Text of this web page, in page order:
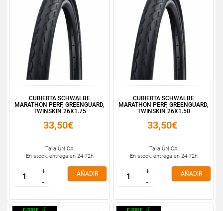
CUBIERTA SCHWALBE
MARATHON PERF, GREENGUARD,
TWINSKIN 26X1.75
33,50€
Talla ÚNICA
En stock, entrega en 24-72h
+
-
+
-
AÑADIR
CUBIERTA SCHWALBE
MARATHON PERF, GREENGUARD,
TWINSKIN 26X1.50
33,50€
Talla ÚNICA
En stock, entrega en 24-72h
+
-
+
-
AÑADIR